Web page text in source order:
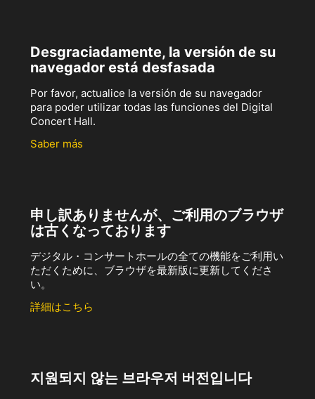
Desgraciadamente, la versión de su
navegador está desfasada
Por favor, actualice la versión de su navegador
para poder utilizar todas las funciones del Digital
Concert Hall.
Saber más
申し訳ありませんが、ご利用のブラウザ
は古くなっております
デジタル・コンサートホールの全ての機能をご利用い
ただくために、ブラウザを最新版に更新してくださ
い。
詳細はこちら
지원되지 않는 브라우저 버전입니다